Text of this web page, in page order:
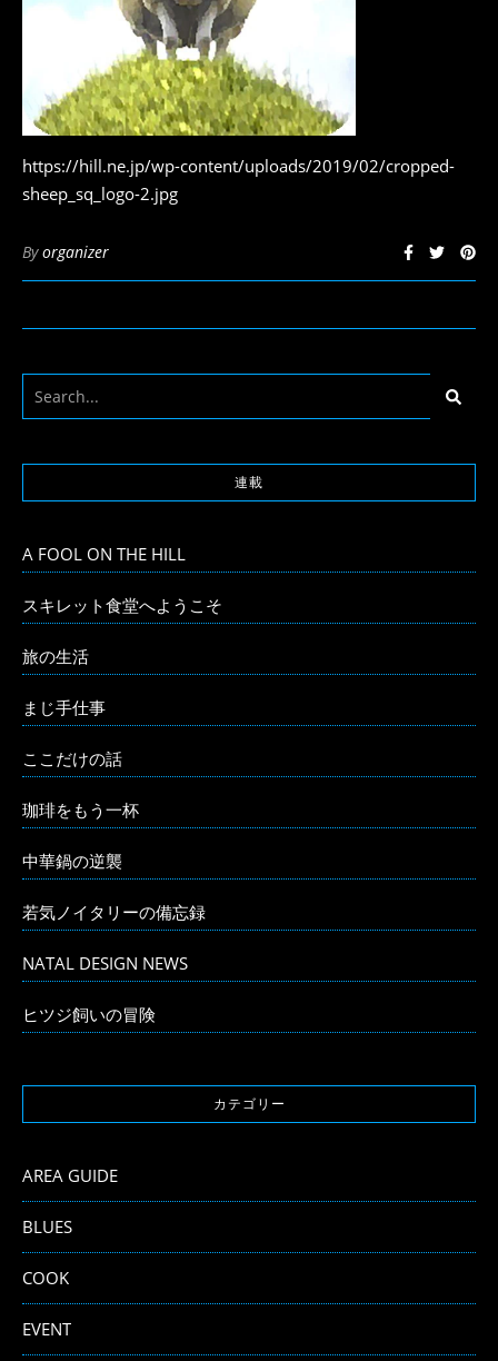
https://hill.ne.jp/wp-content/uploads/2019/02/cropped-
sheep_sq_logo-2.jpg
Byorganizer
連載
A FOOL ON THE HILL
スキレット食堂へようこそ
旅の生活
まじ手仕事
ここだけの話
珈琲をもう一杯
中華鍋の逆襲
若気ノイタリーの備忘録
NATAL DESIGN NEWS
ヒツジ飼いの冒険
カテゴリー
AREA GUIDE
BLUES
COOK
EVENT